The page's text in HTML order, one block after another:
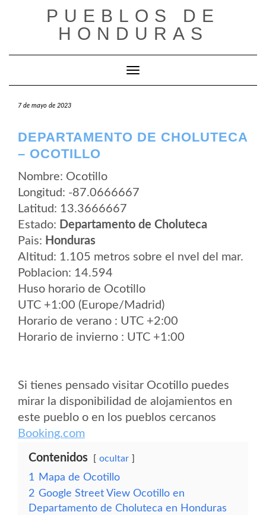
PUEBLOS DE
HONDURAS
Cambiar modo de navegación
7 de mayo de 2023
DEPARTAMENTO DE CHOLUTECA
– OCOTILLO
Nombre: Ocotillo
Longitud: -87.0666667
Latitud: 13.3666667
Estado: Departamento de Choluteca
Pais: Honduras
Altitud: 1.105 metros sobre el nvel del mar.
Poblacion: 14.594
Huso horario de Ocotillo
UTC +1:00 (Europe/Madrid)
Horario de verano : UTC +2:00
Horario de invierno : UTC +1:00
Si tienes pensado visitar Ocotillo puedes
mirar la disponibilidad de alojamientos en
este pueblo o en los pueblos cercanos
Booking.com
Contenidos ocultar
1
Mapa de Ocotillo
2 Google Street View Ocotillo en
Departamento de Choluteca en Honduras